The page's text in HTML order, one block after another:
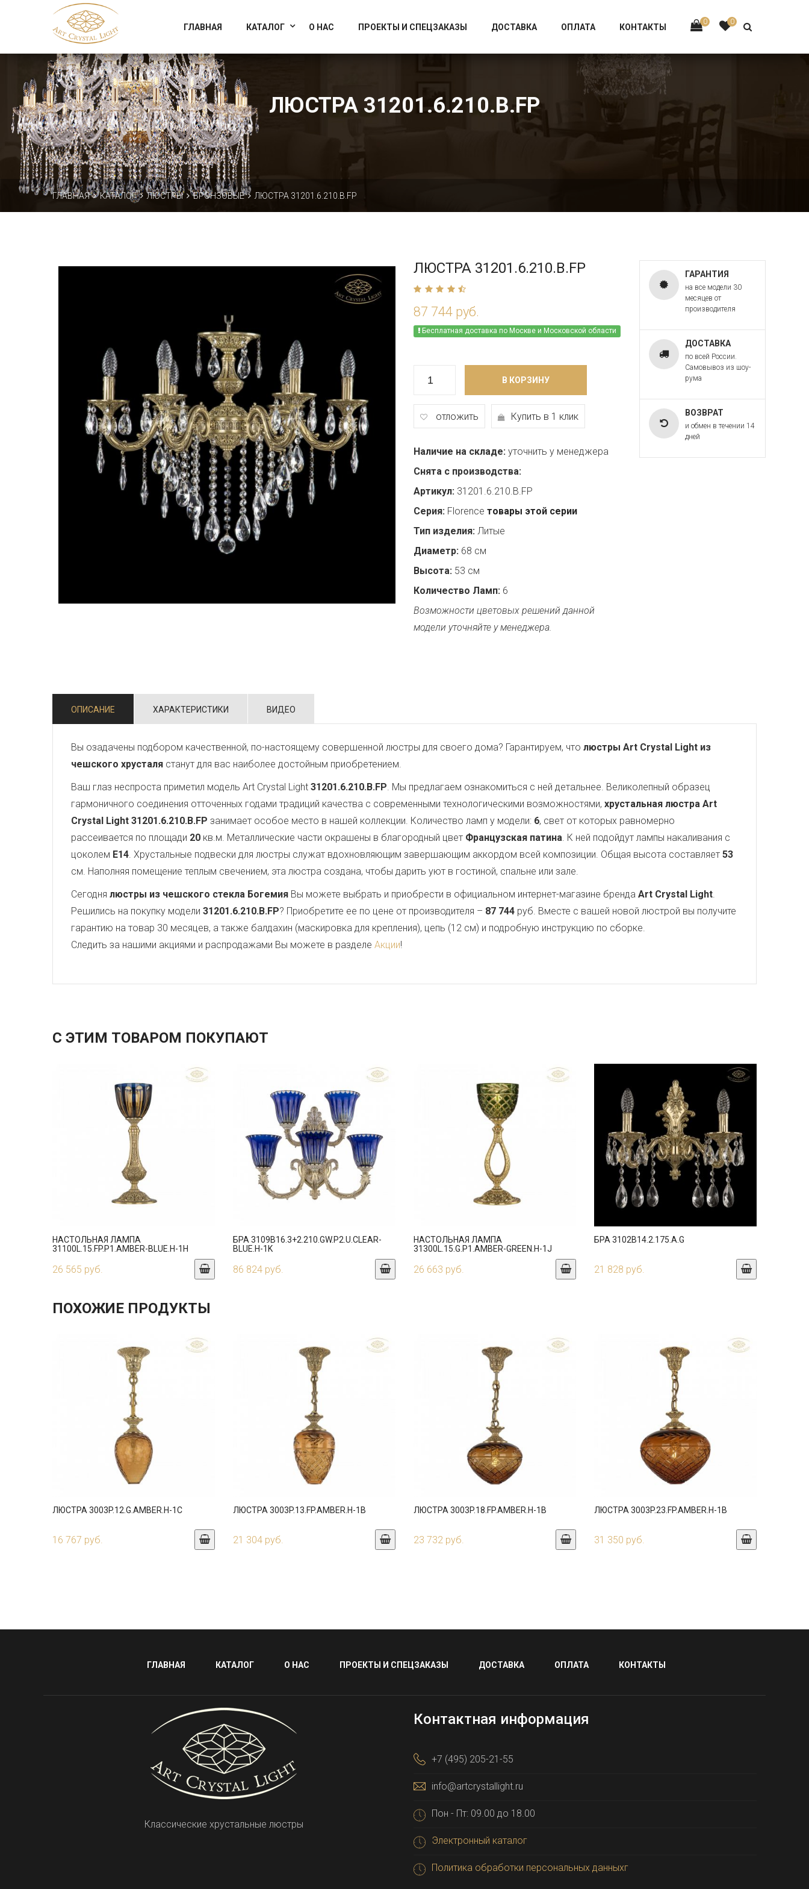
Официальный магазин фабрики Art Crystal Light
0 0
ГЛАВНАЯ КАТАЛОГ О НАС ПРОЕКТЫ И СПЕЦЗАКАЗЫ ДОСТАВКА ОПЛАТА КОНТАКТЫ
ЛЮСТРА 31201.6.210.B.FP
ГЛАВНАЯ КАТАЛОГ ЛЮСТРЫ БРОНЗОВЫЕ ЛЮСТРА 31201.6.210.B.FP
ЛЮСТРА 31201.6.210.B.FP
87 744 руб.
Бесплатная доставка по Москве и Московской области
В КОРЗИНУ
отложить Купить в 1 клик
Наличие на складе: уточнить у менеджера
Снята с производства:
Артикул: 31201.6.210.B.FP
Серия: Florence товары этой серии
Тип изделия: Литые
Диаметр: 68 см
Высота: 53 см
Количество Ламп: 6
Возможности цветовых решений данной
модели уточняйте у менеджера.
ГАРАНТИЯ
на все модели 30
месяцев от
производителя
ДОСТАВКА
по всей России.
Самовывоз из шоу-
рума
ВОЗВРАТ
и обмен в течении 14
дней
ОПИСАНИЕ ХАРАКТЕРИСТИКИ ВИДЕО
Вы озадачены подбором качественной, по-настоящему совершенной люстры для своего дома? Гарантируем, что люстры Art Crystal Light из
чешского хрусталя станут для вас наиболее достойным приобретением.
Ваш глаз неспроста приметил модель Art Crystal Light 31201.6.210.B.FP. Мы предлагаем ознакомиться с ней детальнее. Великолепный образец
гармоничного соединения отточенных годами традиций качества с современными технологическими возможностями, хрустальная люстра Art
Crystal Light 31201.6.210.B.FP занимает особое место в нашей коллекции. Количество ламп у модели: 6, свет от которых равномерно
рассеивается по площади 20 кв.м. Металлические части окрашены в благородный цвет Французская патина. К ней подойдут лампы накаливания с
цоколем E14. Хрустальные подвески для люстры служат вдохновляющим завершающим аккордом всей композиции. Общая высота составляет 53
см. Наполняя помещение теплым свечением, эта люстра создана, чтобы дарить уют в гостиной, спальне или зале.
Сегодня люстры из чешского стекла Богемия Вы можете выбрать и приобрести в официальном интернет-магазине бренда Art Crystal Light.
Решились на покупку модели 31201.6.210.B.FP? Приобретите ее по цене от производителя – 87 744 руб. Вместе с вашей новой люстрой вы получите
гарантию на товар 30 месяцев, а также балдахин (маскировка для крепления), цепь (12 см) и подробную инструкцию по сборке.
Следить за нашими акциями и распродажами Вы можете в разделе Акции!
С ЭТИМ ТОВАРОМ ПОКУПАЮТ
НАСТОЛЬНАЯ ЛАМПА
31100L.15.FP.P1.AMBER-BLUE.H-1H
26 565 руб.
БРА 3109B16.3+2.210.GW.P2.U.CLEAR-
BLUE.H-1K
86 824 руб.
НАСТОЛЬНАЯ ЛАМПА
31300L.15.G.P1.AMBER-GREEN.H-1J
26 663 руб.
БРА 3102B14.2.175.A.G
21 828 руб.
ПОХОЖИЕ ПРОДУКТЫ
ЛЮСТРА 3003P.12.G.AMBER.H-1C
16 767 руб.
ЛЮСТРА 3003P.13.FP.AMBER.H-1B
21 304 руб.
ЛЮСТРА 3003P.18.FP.AMBER.H-1B
23 732 руб.
ЛЮСТРА 3003P.23.FP.AMBER.H-1B
31 350 руб.
ГЛАВНАЯ КАТАЛОГ О НАС ПРОЕКТЫ И СПЕЦЗАКАЗЫ ДОСТАВКА ОПЛАТА КОНТАКТЫ
Классические хрустальные люстры
Контактная информация
+7 (495) 205-21-55
info@artcrystallight.ru
Пон - Пт: 09.00 до 18.00
Электронный каталог
Политика обработки персональных данныхг